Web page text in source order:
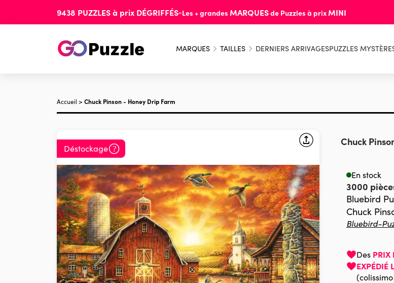
9438 PUZZLESà prix DÉGRIFFÉS-Les + grandes MARQUESde Puzzles à prix MINI
MARQUES TAILLES DERNIERS ARRIVAGESPUZZLES
Accueil > Chuck Pinson - Honey Drip Farm
Déstockage
Chuck
En stock
3000
Bluebird
Chuck
Bluebird-
Des PRIX
EXPÉDIÉ